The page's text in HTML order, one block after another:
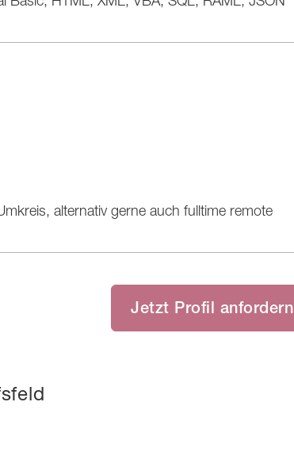
alternativ gerne auch fulltime remote
Jetzt Profil anfordern